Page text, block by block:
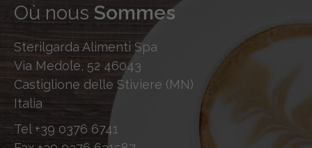
Où nous Sommes
Sterilgarda Alimenti Spa
Via Medole, 52 46043
Castiglione delle Stiviere (MN)
Italia
Tel +39 0376 6741